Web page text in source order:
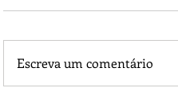
Escreva um comentário